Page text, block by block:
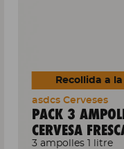
Recollida a
asdcs Cerveses
PACK 3
CERVESA
3 ampolles 1 litre